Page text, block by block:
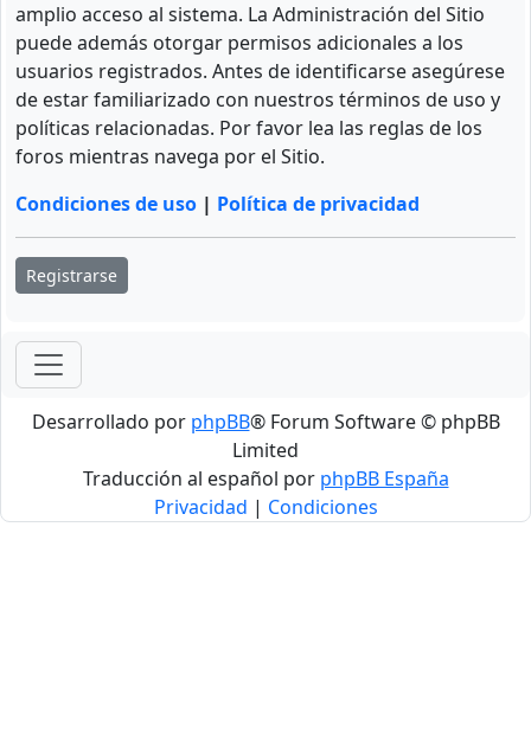
amplio acceso al sistema. La Administración del Sitio
puede además otorgar permisos adicionales a los
usuarios registrados. Antes de identificarse asegúrese
de estar familiarizado con nuestros términos de uso y
políticas relacionadas. Por favor lea las reglas de los
foros mientras navega por el Sitio.
Condiciones de uso | Política de privacidad
Registrarse
Desarrollado por phpBB® Forum Software © phpBB
Limited
Traducción al español por phpBB España
Privacidad | Condiciones